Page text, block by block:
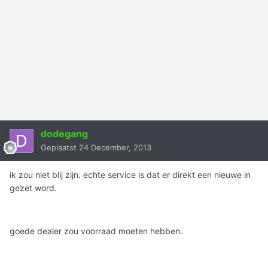
dodegang
Geplaatst 24 December, 2013
ik zou niet blij zijn. echte service is dat er direkt een nieuwe in
gezet word.
goede dealer zou voorraad moeten hebben.